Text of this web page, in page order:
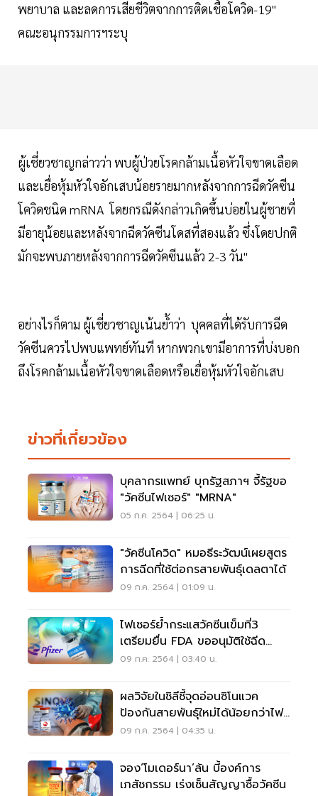
พยาบาล และลดการเสียชีวิตจากการติดเชื้อโควิด-19"
คณะอนุกรรมการฯระบุ
ผู้เชี่ยวชาญกล่าวว่า พบผู้ป่วยโรคกล้ามเนื้อหัวใจขาดเลือด
และเยื่อหุ้มหัวใจอักเสบน้อยรายมากหลังจากการฉีดวัคซีน
โควิดชนิด mRNA โดยกรณีดังกล่าวเกิดขึ้นบ่อยในผู้ชายที่
มีอายุน้อยและหลังจากฉีดวัคซีนโดสที่สองแล้ว ซึ่งโดยปกติ
มักจะพบภายหลังจากการฉีดวัคซีนแล้ว 2-3 วัน"
อย่างไรก็ตาม ผู้เชี่ยวชาญเน้นย้ำว่า บุคคลที่ได้รับการฉีด
วัคซีนควรไปพบแพทย์ทันที หากพวกเขามีอาการที่บ่งบอก
ถึงโรคกล้ามเนื้อหัวใจขาดเลือดหรือเยื่อหุ้มหัวใจอักเสบ
ข่าวที่เกี่ยวข้อง
บุคลากรแพทย์ บุกรัฐสภาฯ จี้รัฐขอ
"วัคซีนไฟเซอร์" "mRNA"
05 ก.ค. 2564 | 06:25 น.
"วัคซีนโควิด" หมอธีระวัฒน์เผยสูตร
การฉีดที่ใช้ต่อกรสายพันธุ์เดลตาได้
09 ก.ค. 2564 | 01:09 น.
ไฟเซอร์ย้ำกระแสวัคซีนเข็มที่3
เตรียมยื่น FDA ขออนุมัติใช้ฉีด
กระตุ้นภูมิ
09 ก.ค. 2564 | 03:40 น.
ผลวิจัยในชิลีชี้จุดอ่อนซิโนแวค
ป้องกันสายพันธุ์ใหม่ได้น้อยกว่าไฟ
เซอร์
09 ก.ค. 2564 | 04:35 น.
จอง‘โมเดอร์นา’ล้น บี้องค์การ
เภสัชกรรม เร่งเซ็นสัญญาซื้อวัคซีน